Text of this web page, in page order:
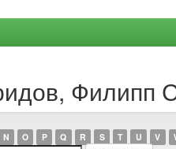
Филипп
N O P Q R S T U V